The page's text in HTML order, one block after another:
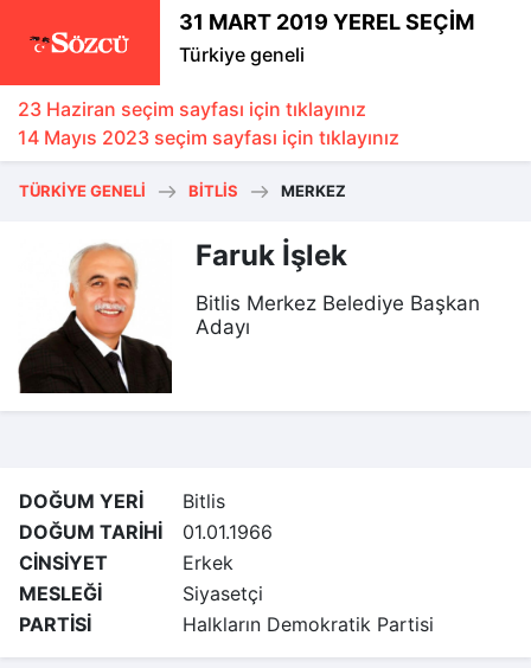
31 MART 2019 YEREL SEÇİM
Türkiye geneli
23 Haziran seçim sayfası için tıklayınız
14 Mayıs 2023 seçim sayfası için tıklayınız
TÜRKIYE GENELI BITLIS MERKEZ
Faruk İşlek
Bitlis Merkez Belediye Başkan
Adayı
DOĞUM YERİ
Bitlis
DOĞUM TARİHİ
01.01.1966
CİNSİYET
Erkek
MESLEĞİ
Siyasetçi
PARTİSİ
Halkların Demokratik Partisi